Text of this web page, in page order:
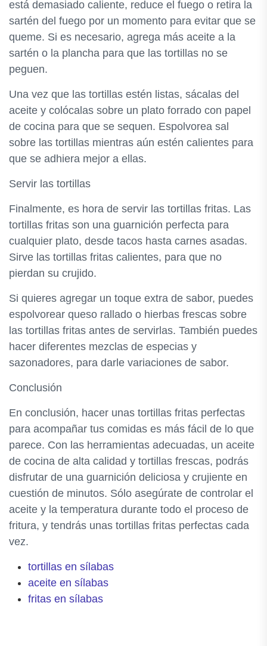
está demasiado caliente, reduce el fuego o retira la
sartén del fuego por un momento para evitar que se
queme. Si es necesario, agrega más aceite a la
sartén o la plancha para que las tortillas no se
peguen.
Una vez que las tortillas estén listas, sácalas del
aceite y colócalas sobre un plato forrado con papel
de cocina para que se sequen. Espolvorea sal
sobre las tortillas mientras aún estén calientes para
que se adhiera mejor a ellas.
Servir las tortillas
Finalmente, es hora de servir las tortillas fritas. Las
tortillas fritas son una guarnición perfecta para
cualquier plato, desde tacos hasta carnes asadas.
Sirve las tortillas fritas calientes, para que no
pierdan su crujido.
Si quieres agregar un toque extra de sabor, puedes
espolvorear queso rallado o hierbas frescas sobre
las tortillas fritas antes de servirlas. También puedes
hacer diferentes mezclas de especias y
sazonadores, para darle variaciones de sabor.
Conclusión
En conclusión, hacer unas tortillas fritas perfectas
para acompañar tus comidas es más fácil de lo que
parece. Con las herramientas adecuadas, un aceite
de cocina de alta calidad y tortillas frescas, podrás
disfrutar de una guarnición deliciosa y crujiente en
cuestión de minutos. Sólo asegúrate de controlar el
aceite y la temperatura durante todo el proceso de
fritura, y tendrás unas tortillas fritas perfectas cada
vez.
tortillas en sílabas
aceite en sílabas
fritas en sílabas